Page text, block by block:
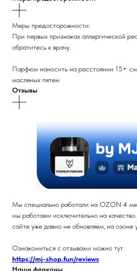
Меры предосторожности:
При первых признаках аллергической
обратитесь к врачу.
Парфюм наносить на расстоянии 15+
масляных пятен.
Отзывы
Мы специально работали на OZON 4
мы работаем исключительно на
сайте уже давно не обновляем, на озоне
Ознакомиться с отзывами можно тут
https://mj-shop.fun/reviews
Наши флаконы